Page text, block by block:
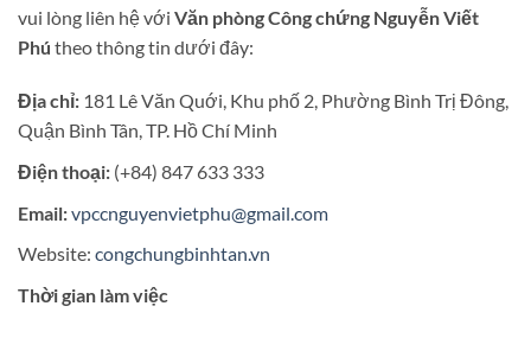
vui lòng liên hệ với Văn phòng Công chứng Nguyễn Viết
Phú theo thông tin dưới đây:
Địa chỉ: 181 Lê Văn Quới, Khu phố 2, Phường Bình Trị Đông,
Quận Bình Tân, TP. Hồ Chí Minh
Điện thoại: (+84) 847 633 333
Email:vpccnguyenvietphu@gmail.com
Website: congchungbinhtan.vn
Thời gian làm việc